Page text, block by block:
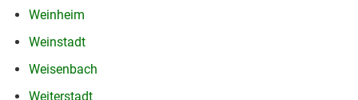
Weinheim
Weinstadt
Weisenbach
Weiterstadt